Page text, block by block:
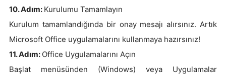
10. Adım: Kurulumu Tamamlayın
Kurulum tamamlandığında bir onay mesajı alırsınız. Artık
Microsoft Office uygulamalarını kullanmaya hazırsınız!
11. Adım: Office Uygulamalarını Açın
Başlat menüsünden (Windows) veya Uygulamalar